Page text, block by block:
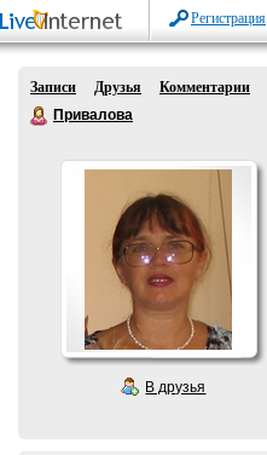
Регистрация
Записи Друзья
Комментарии
Привалова
В друзья